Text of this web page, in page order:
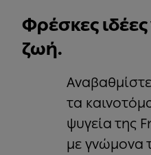
Φρέσκες
ζωή.
τα
ψυγεία της
με γνώμονα